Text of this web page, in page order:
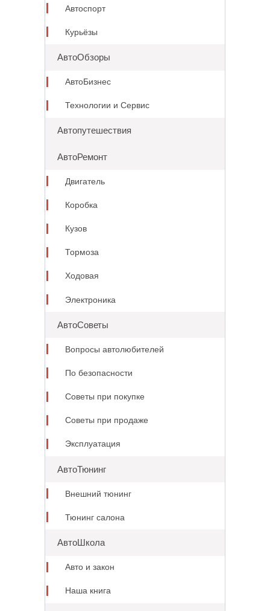
Автоспорт
Курьёзы
АвтоОбзоры
АвтоБизнес
Технологии и Сервис
Автопутешествия
АвтоРемонт
Двигатель
Коробка
Кузов
Тормоза
Ходовая
Электроника
АвтоСоветы
Вопросы автолюбителей
По безопасности
Советы при покупке
Советы при продаже
Эксплуатация
АвтоТюнинг
Внешний тюнинг
Тюнинг салона
АвтоШкола
Авто и закон
Наша книга